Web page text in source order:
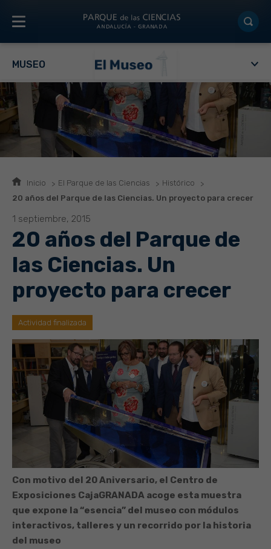
MUSEO
Inicio El Parque de las Ciencias
Histórico
20 años del Parque de las Ciencias. Un proyecto para crecer
1 septiembre, 2015
20 años del Parque de
las Ciencias. Un
proyecto para crecer
Actividad finalizada
Con motivo del 20 Aniversario, el Centro de
Exposiciones CajaGRANADA acoge esta muestra
que expone la “esencia” del museo con módulos
interactivos, talleres y un recorrido por la historia
del museo